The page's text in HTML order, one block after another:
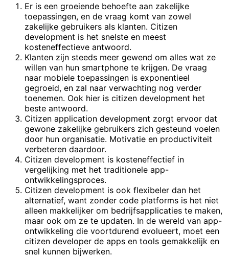
Er is een groeiende behoefte aan zakelijke
toepassingen, en de vraag komt van zowel
zakelijke gebruikers als klanten. Citizen
development is het snelste en meest
kosteneffectieve antwoord.
Klanten zijn steeds meer gewend om alles wat ze
willen van hun smartphone te krijgen. De vraag
naar mobiele toepassingen is exponentieel
gegroeid, en zal naar verwachting nog verder
toenemen. Ook hier is citizen development het
beste antwoord.
Citizen application development zorgt ervoor dat
gewone zakelijke gebruikers zich gesteund voelen
door hun organisatie. Motivatie en productiviteit
verbeteren daardoor.
Citizen development is kosteneffectief in
vergelijking met het traditionele app-
ontwikkelingsproces.
Citizen development is ook flexibeler dan het
alternatief, want zonder code platforms is het niet
alleen makkelijker om bedrijfsapplicaties te maken,
maar ook om ze te updaten. In de wereld van app-
ontwikkeling die voortdurend evolueert, moet een
citizen developer de apps en tools gemakkelijk en
snel kunnen bijwerken.